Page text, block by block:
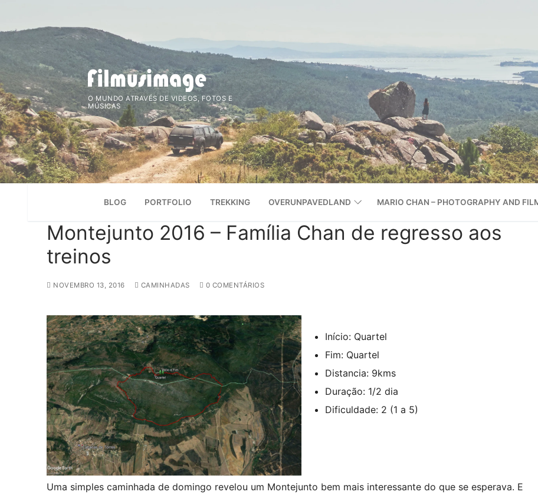
conteúdo
O MUNDO ATRAVÉS DE VIDEOS, FOTOS E
MÚSICAS
BLOG PORTFOLIO TREKKING OVERUNPAVEDLAND MARIO CHAN – PHOTOGRAPHY AND
Montejunto 2016 – Família Chan de regresso aos
treinos
NOVEMBRO 13, 2016 CAMINHADAS 0 COMENTÁRIOS
Início: Quartel
Fim: Quartel
Distancia: 9kms
Duração: 1/2 dia
Dificuldade: 2 (1 a 5)
Uma simples caminhada de domingo revelou um Montejunto bem mais interessante do que se esperava. E